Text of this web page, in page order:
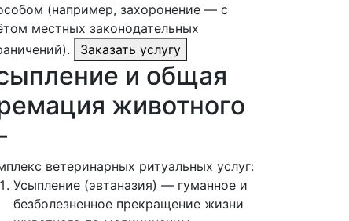
(например, захоронение — с
местных законодательных
Заказать услугу
и общая
животного
ветеринарных ритуальных услуг:
Усыпление (эвтаназия) — гуманное и
безболезненное прекращение жизни